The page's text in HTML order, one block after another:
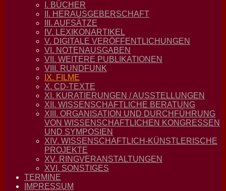
I. BÜCHER
II. HERAUSGEBERSCHAFT
III. AUFSÄTZE
IV. LEXIKONARTIKEL
V. DIGITALE VERÖFFENTLICHUNGEN
VI. NOTENAUSGABEN
VII. WEITERE PUBLIKATIONEN
VIII. RUNDFUNK
IX. FILME
X. CD-TEXTE
XI. KURATIERUNGEN / AUSSTELLUNGEN
XII. WISSENSCHAFTLICHE BERATUNG
XIII. ORGANISATION UND DURCHFÜHRUNG
VON WISSENSCHAFTLICHEN KONGRESSEN
UND SYMPOSIEN
XIV. WISSENSCHAFTLICH-KÜNSTLERISCHE
PROJEKTE
XV. RINGVERANSTALTUNGEN
XVI. SONSTIGES
TERMINE
IMPRESSUM